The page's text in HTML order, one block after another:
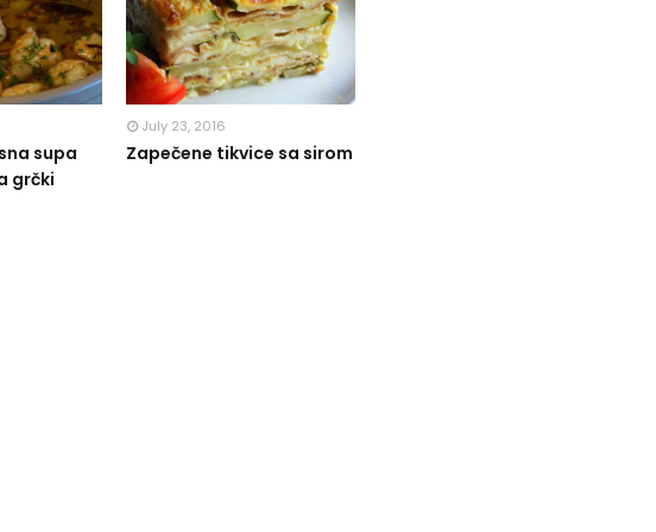
supa
grčki
July 23, 2016
Zapečene tikvice sa sirom